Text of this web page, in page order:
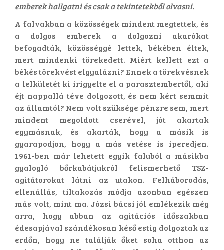
emberek hallgatni és csak a tekintetekből olvasni.
A falvakban a közösségek mindent megtettek, és
a dolgos emberek a dolgozni akarókat
befogadták, közösséggé lettek, békében éltek,
mert mindenki törekedett. Miért kellett ezt a
békés törekvést elgyalázni? Ennek a törekvésnek
a lelkületét ki irigyelte el a parasztembertől, aki
éjt nappallá téve dolgozott, és nem kért semmit
az államtól? Nem volt szüksége pénzre sem, mert
mindent megoldott cserével, jót akartak
egymásnak, és akarták, hogy a másik is
gyarapodjon, hogy a más vetése is iperedjen.
1961-ben már lehetett egyik faluból a másikba
gyalogló bőrkabátjukról felismerhető TSZ-
agitátorokat látni az utakon. Felháborodás,
ellenállás, tiltakozás módja azonban egészen
más volt, mint ma. Józsi bácsi jól emlékezik még
arra, hogy abban az agitációs időszakban
édesapjával szándékosan késő estig dolgoztak az
erdőn, hogy ne találják őket soha otthon az